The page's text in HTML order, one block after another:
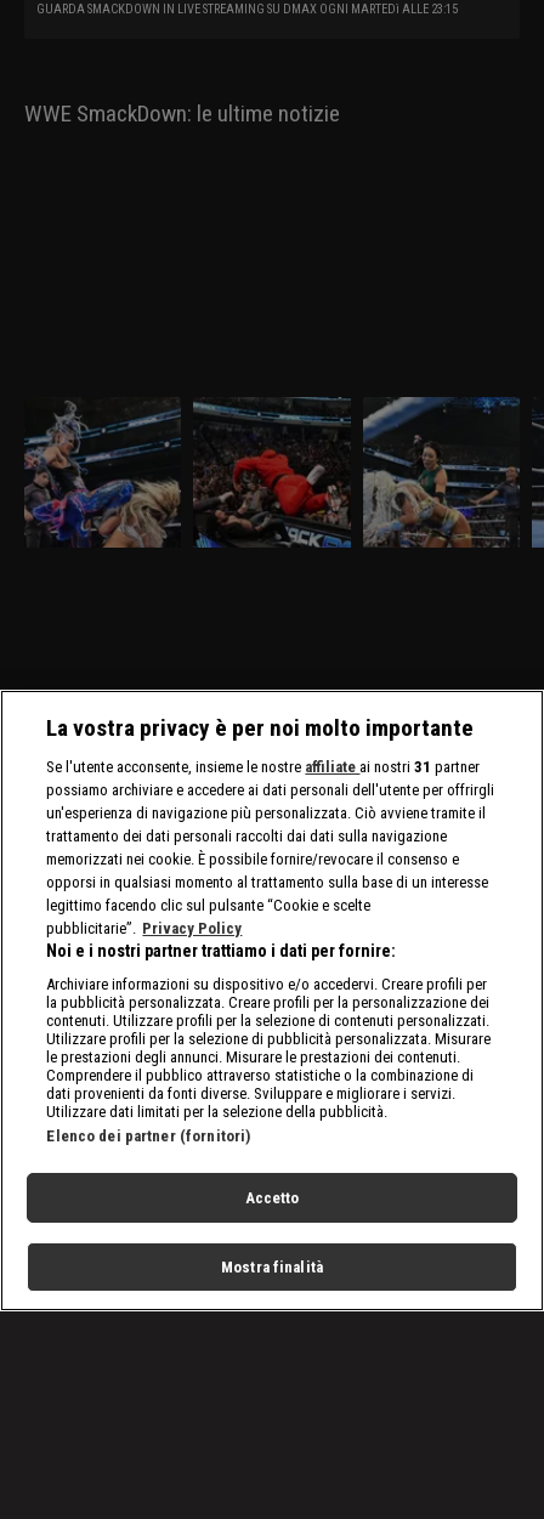
GUARDA SMACKDOWN IN LIVE STREAMING SU DMAX OGNI MARTEDì ALLE 23:15
WWE SmackDown: le ultime notizie
WWE SmackDown 27
marzo 2026: Tiffany
sfida Giulia
Nella puntata di
SmackDown del 27
marzo, visibile su
discovery+, Giulia e
Tiffany Stratton si sfidano
WWE SmackDown 20
marzo 2026: Drew e
Jacob alla resa dei
conti
Nella puntata di
SmackDown del 20
marzo, visibile su
discovery+, c'è il match
molto atteso fra Drew
WWE SmackDown 13
marzo 2026: insidia
Michin per Jade
Nella puntata di
SmackDown del 13
marzo, visibile su
discovery+, Cody Rhodes
e Randy Orton firmano il
La vostra privacy è per noi molto importante
Se l'utente acconsente, insieme le nostre affiliate ai nostri31 partner
possiamo archiviare e accedere ai dati personali dell'utente per offrirgli
un'esperienza di navigazione più personalizzata. Ciò avviene tramite il
trattamento dei dati personali raccolti dai dati sulla navigazione
memorizzati nei cookie. È possibile fornire/revocare il consenso e
opporsi in qualsiasi momento al trattamento sulla base di un interesse
legittimo facendo clic sul pulsante “Cookie e scelte
pubblicitarie”. Privacy Policy
Noi e i nostri partner trattiamo i dati per fornire:
Archiviare informazioni su dispositivo e/o accedervi. Creare profili per
la pubblicità personalizzata. Creare profili per la personalizzazione dei
contenuti. Utilizzare profili per la selezione di contenuti personalizzati.
Utilizzare profili per la selezione di pubblicità personalizzata. Misurare
le prestazioni degli annunci. Misurare le prestazioni dei contenuti.
Comprendere il pubblico attraverso statistiche o la combinazione di
dati provenienti da fonti diverse. Sviluppare e migliorare i servizi.
Utilizzare dati limitati per la selezione della pubblicità.
Elenco dei partner (fornitori)
Accetto
Mostra finalità